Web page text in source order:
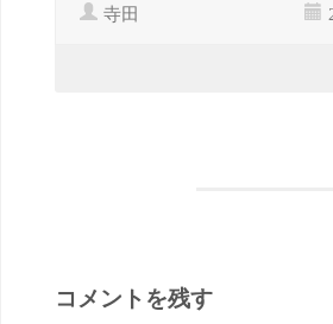
寺田
コメントを残す